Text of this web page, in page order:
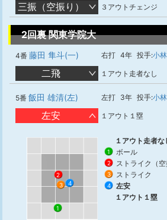
三振（空振り） ３アウトチェンジ
2回裏 関東学院大
4番 藤田 隼斗(一) 右打 4年 投手:小
二飛 １アウト走者なし
5番 飯田 雄清(左) 左打 3年 投手:小
左安 １アウト１塁
1
2
3
4
１アウト走者な
1 ボール
2 ストライク（空
3 ストライク
4
左安
１アウト１塁